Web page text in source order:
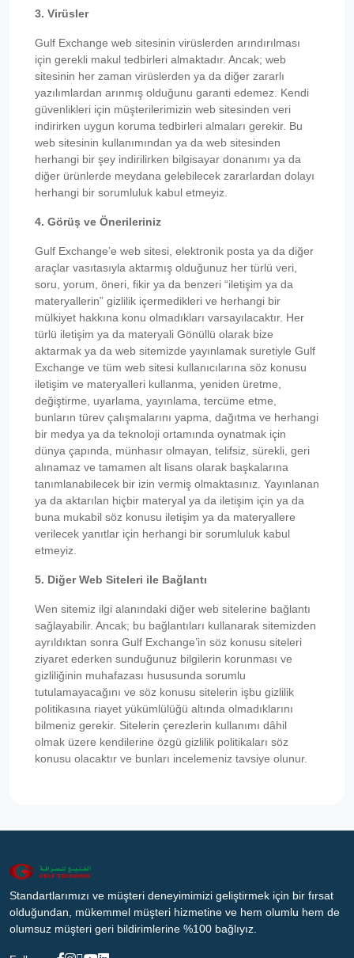
3. Virüsler
Gulf Exchange web sitesinin virüslerden arındırılması
için gerekli makul tedbirleri almaktadır. Ancak; web
sitesinin her zaman virüslerden ya da diğer zararlı
yazılımlardan arınmış olduğunu garanti edemez. Kendi
güvenlikleri için müşterilerimizin web sitesinden veri
indirirken uygun koruma tedbirleri almaları gerekir. Bu
web sitesinin kullanımından ya da web sitesinden
herhangi bir şey indirilirken bilgisayar donanımı ya da
diğer ürünlerde meydana gelebilecek zararlardan dolayı
herhangi bir sorumluluk kabul etmeyiz.
4. Görüş ve Önerileriniz
Gulf Exchange’e web sitesi, elektronik posta ya da diğer
araçlar vasıtasıyla aktarmış olduğunuz her türlü veri,
soru, yorum, öneri, fikir ya da benzeri “iletişim ya da
materyallerin” gizlilik içermedikleri ve herhangi bir
mülkiyet hakkına konu olmadıkları varsayılacaktır. Her
türlü iletişim ya da materyali Gönüllü olarak bize
aktarmak ya da web sitemizde yayınlamak suretiyle Gulf
Exchange ve tüm web sitesi kullanıcılarına söz konusu
iletişim ve materyalleri kullanma, yeniden üretme,
değiştirme, uyarlama, yayınlama, tercüme etme,
bunların türev çalışmalarını yapma, dağıtma ve herhangi
bir medya ya da teknoloji ortamında oynatmak için
dünya çapında, münhasır olmayan, telifsiz, sürekli, geri
alınamaz ve tamamen alt lisans olarak başkalarına
tanımlanabilecek bir izin vermiş olmaktasınız. Yayınlanan
ya da aktarılan hiçbir materyal ya da iletişim için ya da
buna mukabil söz konusu iletişim ya da materyallere
verilecek yanıtlar için herhangi bir sorumluluk kabul
etmeyiz.
5. Diğer Web Siteleri ile Bağlantı
Wen sitemiz ilgi alanındaki diğer web sitelerine bağlantı
sağlayabilir. Ancak; bu bağlantıları kullanarak sitemizden
ayrıldıktan sonra Gulf Exchange’in söz konusu siteleri
ziyaret ederken sunduğunuz bilgilerin korunması ve
gizliliğinin muhafazası hususunda sorumlu
tutulamayacağını ve söz konusu sitelerin işbu gizlilik
politikasına riayet yükümlülüğü altında olmadıklarını
bilmeniz gerekir. Sitelerin çerezlerin kullanımı dâhil
olmak üzere kendilerine özgü gizlilik politikaları söz
konusu olacaktır ve bunları incelemeniz tavsiye olunur.
Standartlarımızı ve müşteri deneyimimizi geliştirmek için bir fırsat
olduğundan, mükemmel müşteri hizmetine ve hem olumlu hem de
olumsuz müşteri geri bildirimlerine %100 bağlıyız.